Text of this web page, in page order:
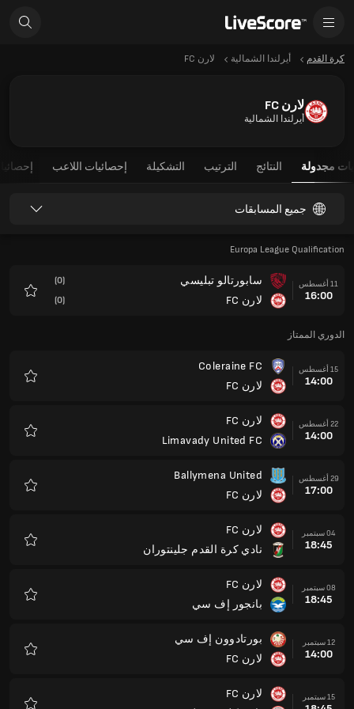
كرة القدم أيرلندا الشمالية لارن FC
لارن FC
أيرلندا الشمالية
مجدولة النتائج الترتيب التشكيلة إحصائيات اللاعب
جميع المسابقات
Europa League Qualification
11 أغسطس
16:00
سابورتالو تبليسي
لارن FC
(0)
(0)
الدوري الممتاز
15 أغسطس
14:00
Coleraine FC
لارن FC
22 أغسطس
14:00
لارن FC
Limavady United FC
29 أغسطس
17:00
Ballymena United
لارن FC
04 سبتمبر
18:45
لارن FC
نادي كرة القدم جلينتوران
08 سبتمبر
18:45
لارن FC
بانجور إف سي
12 سبتمبر
14:00
بورتادوون إف سي
لارن FC
15 سبتمبر
لارن FC